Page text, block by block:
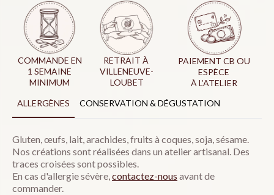
COMMANDE EN
1 SEMAINE
MINIMUM
RETRAIT À
VILLENEUVE-
LOUBET
PAIEMENT CB OU
ESPÈCE
À L’ATELIER
ALLERGÈNES
CONSERVATION & DÉGUSTATION
Gluten, œufs, lait, arachides, fruits à coques, soja, sésame.
Nos créations sont réalisées dans un atelier artisanal. Des
traces croisées sont possibles.
En cas d'allergie sévère,contactez-nous avant de
commander.